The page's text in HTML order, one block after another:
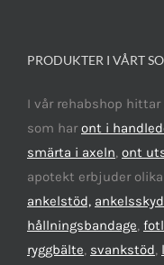
PRODUKTER I VÅRT
I vår rehabshop
som haront i
smärta i axeln, ont
apotekt erbjuder
ankelstöd,
hållningsbandage,
ryggbälte, svankstöd,